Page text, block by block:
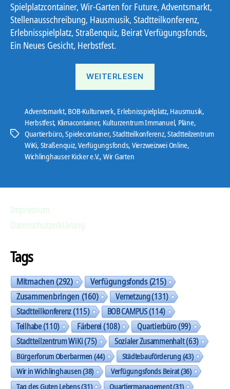
Spielplatzcontainer, Wir-Garten for Future, Adventsmarkt,
Stellenausschreibung, Hausmusik, Stadtteilkonferenz,
Erlebnisspielplatz, Straßenquiz, Beirat Verfügungsfonds,
Ein Neues Gesicht, Herbstfest.
WEITERLESEN
Schlagwörter
Adventsmarkt, BOB-Kulturwerk, Erlebnisspielplatz, Hausmusik,
Herbstfest, Klimacontainer, Kulturzentrum Immanuel, Pläne,
Quartierbüro,Spielecontainer,Stadtteilkonferenz,Stadtteilzentrum
WiKi, Straßenquiz,Verfügungsfonds, Vierzweizwei Online,
Wichlinghauser Kicker e.V., Wir Garten
Tags
Mitmachen(292) Verfügungsfonds(215)
Zusammenbringen(160) Vernetzung(131)
Stadtteilkonferenz(115) BOB CAMPUS(114)
Teilhabe(110) Färberei(108) Quartierbüro(99)
Stadtteilzentrum WiKi(75) Sozialer Zusammenhalt(63)
Bürgerforum Oberbarmen(44) Städtebauförderung(43)
Wir in Wichlinghausen(38) Verfügungsfonds Beirat(36)
Tag des Guten Lebens(31) Quartiermanagement(31)